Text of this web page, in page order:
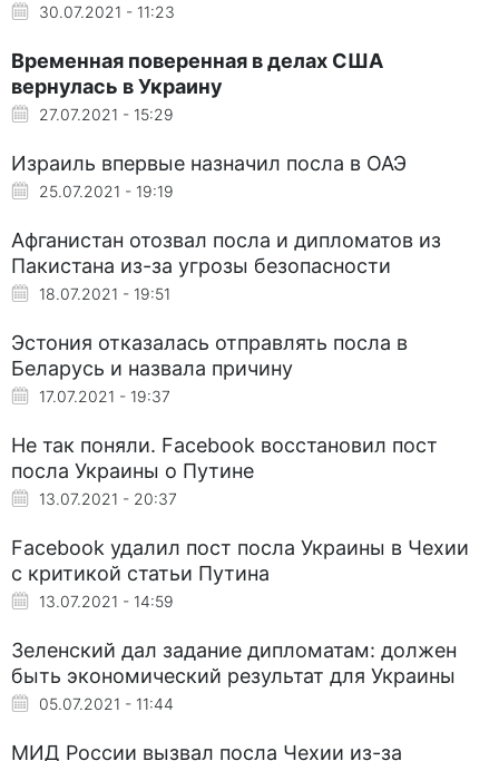
30.07.2021 - 11:23
Временная поверенная в делах США
вернулась в Украину
27.07.2021 - 15:29
Израиль впервые назначил посла в ОАЭ
25.07.2021 - 19:19
Афганистан отозвал посла и дипломатов из
Пакистана из-за угрозы безопасности
18.07.2021 - 19:51
Эстония отказалась отправлять посла в
Беларусь и назвала причину
17.07.2021 - 19:37
Не так поняли. Facebook восстановил пост
посла Украины о Путине
13.07.2021 - 20:37
Facebook удалил пост посла Украины в Чехии
с критикой статьи Путина
13.07.2021 - 14:59
Зеленский дал задание дипломатам: должен
быть экономический результат для Украины
05.07.2021 - 11:44
МИД России вызвал посла Чехии из-за